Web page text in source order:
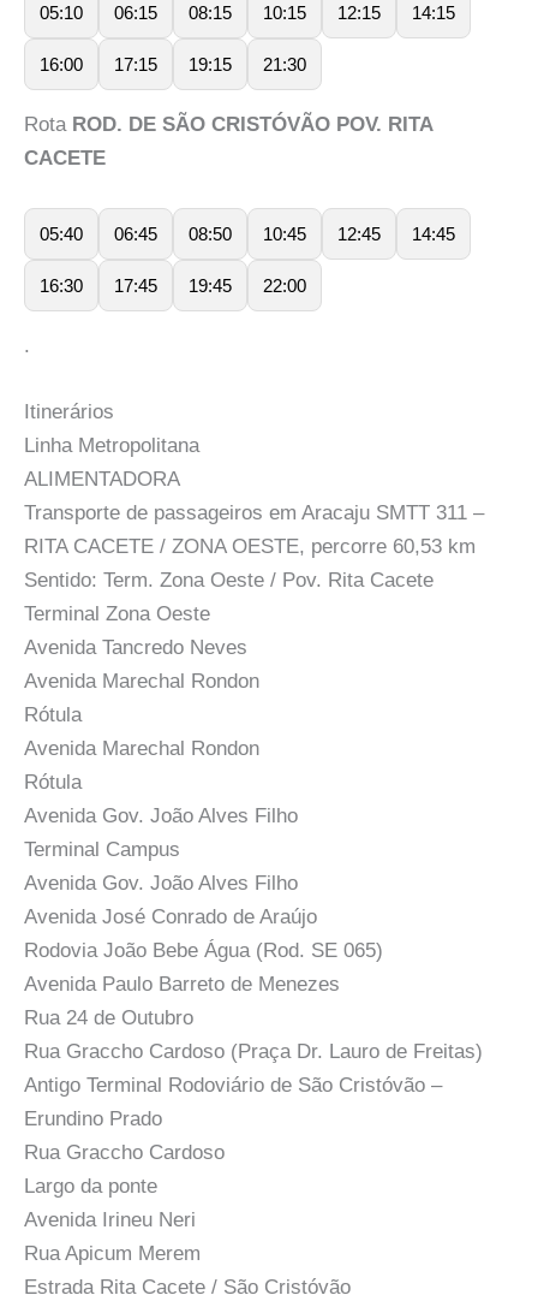
05:10 06:15 08:15 10:15 12:15 14:15
16:00 17:15 19:15 21:30
Rota ROD. DE SÃO CRISTÓVÃO POV. RITA
CACETE
05:40 06:45 08:50 10:45 12:45 14:45
16:30 17:45 19:45 22:00
.
Itinerários
Linha Metropolitana
ALIMENTADORA
Transporte de passageiros em Aracaju SMTT 311 –
RITA CACETE / ZONA OESTE, percorre 60,53 km
Sentido: Term. Zona Oeste / Pov. Rita Cacete
Terminal Zona Oeste
Avenida Tancredo Neves
Avenida Marechal Rondon
Rótula
Avenida Marechal Rondon
Rótula
Avenida Gov. João Alves Filho
Terminal Campus
Avenida Gov. João Alves Filho
Avenida José Conrado de Araújo
Rodovia João Bebe Água (Rod. SE 065)
Avenida Paulo Barreto de Menezes
Rua 24 de Outubro
Rua Graccho Cardoso (Praça Dr. Lauro de Freitas)
Antigo Terminal Rodoviário de São Cristóvão –
Erundino Prado
Rua Graccho Cardoso
Largo da ponte
Avenida Irineu Neri
Rua Apicum Merem
Estrada Rita Cacete / São Cristóvão